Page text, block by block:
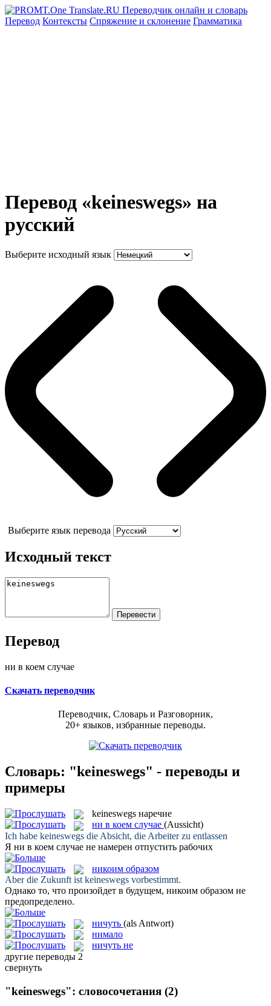
Перевод Контексты Спряжение и склонение Грамматика
Перевод «keineswegs» на
русский
Выберите исходный язык
Выберите язык перевода
Исходный текст
Перевод
ни в коем случае
Скачать переводчик
Переводчик, Словарь и Разговорник,
20+ языков, избранные переводы.
Словарь: "keineswegs" - переводы и
примеры
keineswegs наречие
ни в коем случае (Aussicht)
Ich habe keineswegs die Absicht, die Arbeiter zu entlassen
Я ни в коем случае не намерен отпустить рабочих
никоим образом
Aber die Zukunft ist keineswegs vorbestimmt.
Однако то, что произойдет в будущем, никоим образом не
предопределено.
ничуть (als Antwort)
нимало
ничуть не
другие переводы 2
свернуть
"keineswegs": словосочетания (2)